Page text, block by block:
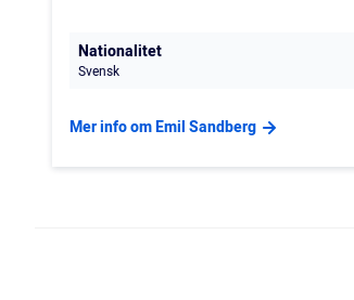
Nationalitet
Svensk
Mer info om Emil Sandberg